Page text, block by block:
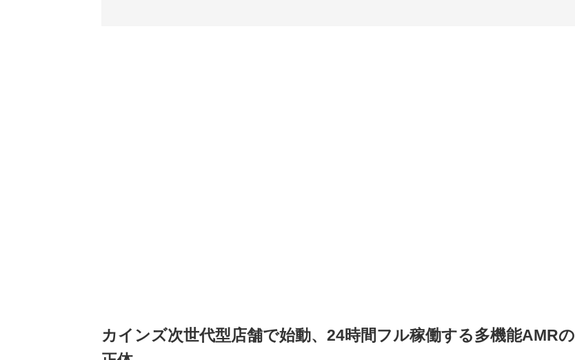
カインズ次世代型店舗で始動、24時間フル稼働する多機能AMRの